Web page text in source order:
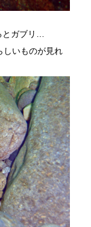
ガブリ…
しいものが見れ